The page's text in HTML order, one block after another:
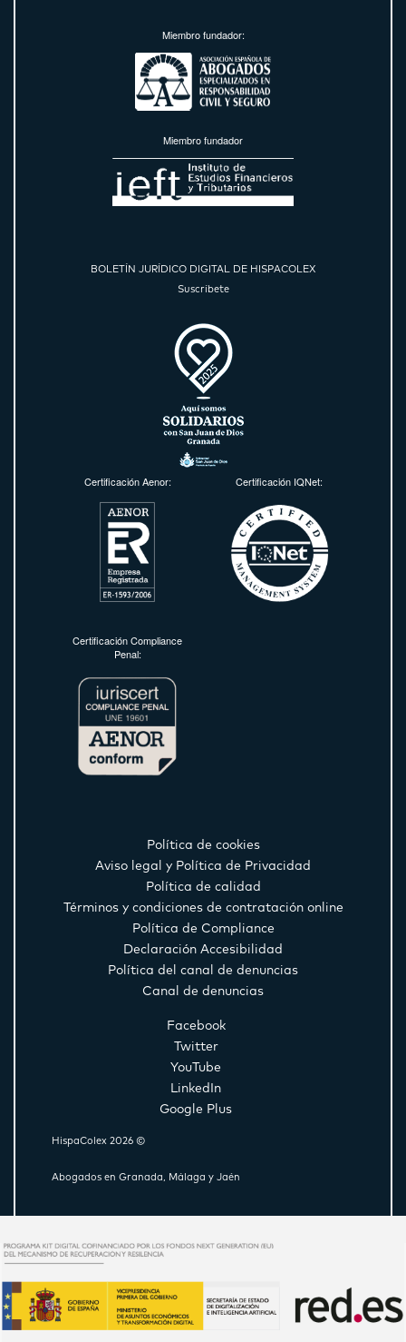
Miembro fundador:
Miembro fundador
BOLETÍN JURÍDICO DIGITAL DE HISPACOLEX
Suscríbete
Certificación Aenor: Certificación IQNet:
Certificación Compliance
Penal:
Política de cookies
Aviso legal y Política de Privacidad
Política de calidad
Términos y condiciones de contratación online
Política de Compliance
Declaración Accesibilidad
Política del canal de denuncias
Canal de denuncias
Facebook
Twitter
YouTube
LinkedIn
Google Plus
HispaColex 2026 ©
Abogados en Granada, Málaga y Jaén